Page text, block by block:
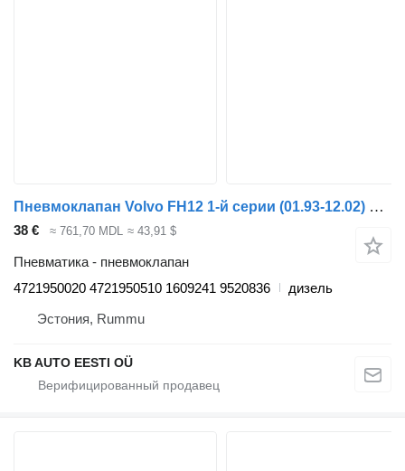
Пневмоклапан Volvo FH12 1-й серии (01.93-12.02) 4721950020 для грузовика Volvo FH12, FH16, NH12, FH, VNL780 (1993-2014)
38 € ≈ 761,70 MDL ≈ 43,91 $
Пневматика - пневмоклапан
4721950020 4721950510 1609241 9520836
дизель
Эстония, Rummu
KB AUTO EESTI OÜ